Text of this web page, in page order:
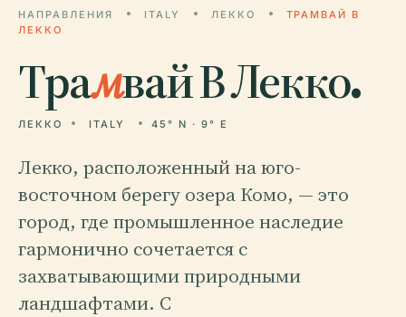
НАПРАВЛЕНИЯ ITALY ЛЕККО
ТРАМВАЙ В
ЛЕККО
Трамвай В Лекко.
ЛЕККО ITALY 45° N · 9° E
Лекко, расположенный на юго-
восточном берегу озера Комо, — это
город, где промышленное наследие
гармонично сочетается с
захватывающими природными
ландшафтами. С